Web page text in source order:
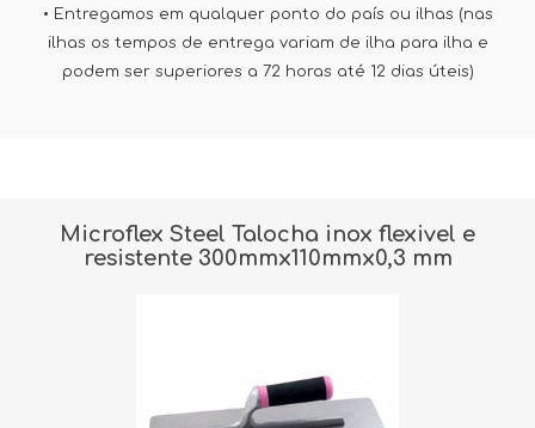
• Entregamos em qualquer ponto do país ou ilhas (nas
ilhas os tempos de entrega variam de ilha para ilha e
podem ser superiores a 72 horas até 12 dias úteis)
Microflex Steel Talocha inox flexivel e
resistente 300mmx110mmx0,3 mm